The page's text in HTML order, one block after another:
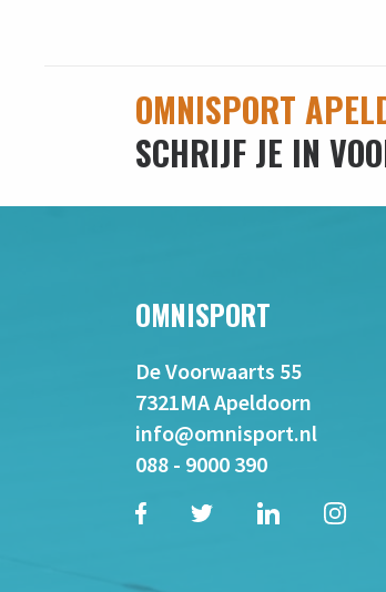
OMNISPORT
SCHRIJF JE IN
OMNISPORT
De Voorwaarts 55
7321MA Apeldoorn
info@omnisport.nl
088 - 9000 390